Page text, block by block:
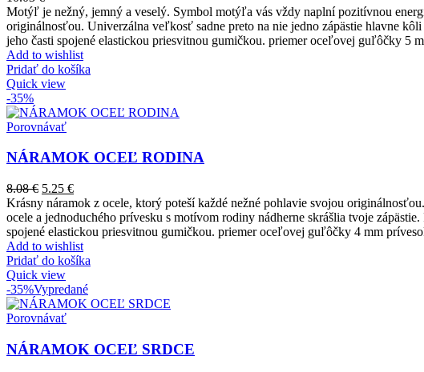
Motýľ je nežný, jemný a veselý. Symbol motýľa vás vždy naplní pozitívnou
originálnosťou. Univerzálna veľkosť sadne preto na nie jedno zápästie hlavne
jeho časti spojené elastickou priesvitnou gumičkou. priemer oceľovej guľôčky 5
Add to wishlist
Pridať do košíka
Quick view
-35%
Porovnávať
NÁRAMOK OCEĽ RODINA
8.08€ 5.25 €
Krásny náramok z ocele, ktorý poteší každé nežné pohlavie svojou
ocele a jednoduchého prívesku s motívom rodiny nádherne skrášlia tvoje
spojené elastickou priesvitnou gumičkou. priemer oceľovej guľôčky 4 mm
Add to wishlist
Pridať do košíka
Quick view
-35%Vypredané
Porovnávať
NÁRAMOK OCEĽ SRDCE